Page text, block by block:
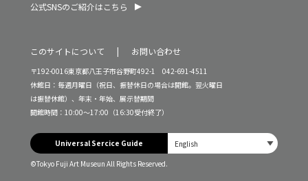
公式SNSのご紹介はこちら
このサイトについて お問い合わせ
〒192-0016東京都八王子市谷野町492-1 042-691-4511
休館日：毎週月曜日（祝日、振替休日の場合は開館。翌火曜日
は振替休館）、年末・年始、展示替期間
開館時間：10:00～17:00（16:30受付終了）
Universal Sercice Guide
©Tokyo Fuji Art Museun All Rights Reserved.